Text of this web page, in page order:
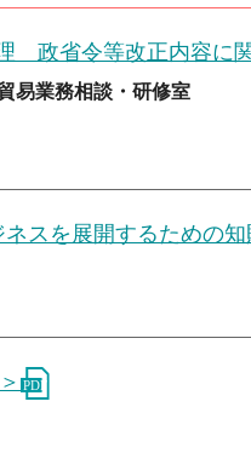
政省令等改正内容に
易業務相談・研修室
ネスを展開するための